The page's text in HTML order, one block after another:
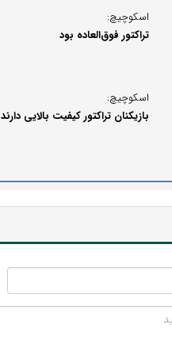
اسکوچیچ:
تراکتور فوق‌العاده بود
اسکوچیچ:
بازیکنان تراکتور کیفیت بالایی دارند